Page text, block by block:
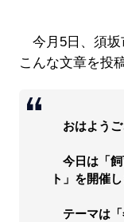
今月5日、須坂
こんな文章を投
おはようご
今日は「飼
ト」を開催し
テーマは「